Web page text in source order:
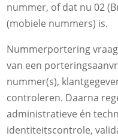
nummer, of dat nu 02
(mobiele nummers) is.
Nummerportering
van een
nummer(s),
controleren. Daarna
administratieve én
identiteitscontrole,